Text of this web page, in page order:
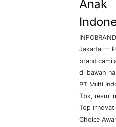
Anak
Jakarta —
brand
di bawah
PT Multi
Tbk, resmi
Top
Choice